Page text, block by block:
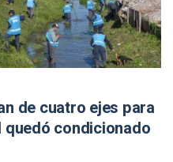
de cuatro ejes para
quedó condicionado